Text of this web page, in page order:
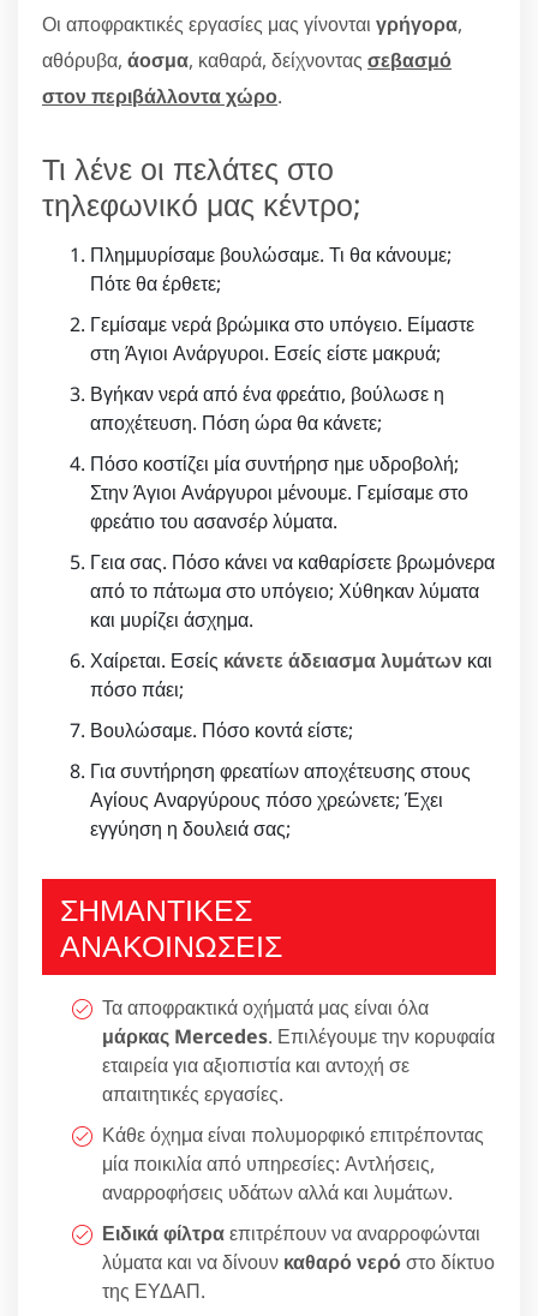
Οι αποφρακτικές εργασίες μας γίνονται γρήγορα,
αθόρυβα, άοσμα, καθαρά, δείχνοντας σεβασμό
στον περιβάλλοντα χώρο.
Τι λένε οι πελάτες στο
τηλεφωνικό μας κέντρο;
Πλημμυρίσαμε βουλώσαμε. Τι θα κάνουμε;
Πότε θα έρθετε;
Γεμίσαμε νερά βρώμικα στο υπόγειο. Είμαστε
στη Άγιοι Ανάργυροι. Εσείς είστε μακρυά;
Βγήκαν νερά από ένα φρεάτιο, βούλωσε η
αποχέτευση. Πόση ώρα θα κάνετε;
Πόσο κοστίζει μία συντήρησ ημε υδροβολή;
Στην Άγιοι Ανάργυροι μένουμε. Γεμίσαμε στο
φρεάτιο του ασανσέρ λύματα.
Γεια σας. Πόσο κάνει να καθαρίσετε βρωμόνερα
από το πάτωμα στο υπόγειο; Χύθηκαν λύματα
και μυρίζει άσχημα.
Χαίρεται. Εσείς κάνετε άδειασμα λυμάτων και
πόσο πάει;
Βουλώσαμε. Πόσο κοντά είστε;
Για συντήρηση φρεατίων αποχέτευσης στους
Αγίους Αναργύρους πόσο χρεώνετε; Έχει
εγγύηση η δουλειά σας;
ΣΗΜΑΝΤΙΚΕΣ
ΑΝΑΚΟΙΝΩΣΕΙΣ
Τα αποφρακτικά οχήματά μας είναι όλα
μάρκας Mercedes. Επιλέγουμε την κορυφαία
εταιρεία για αξιοπιστία και αντοχή σε
απαιτητικές εργασίες.
Κάθε όχημα είναι πολυμορφικό επιτρέποντας
μία ποικιλία από υπηρεσίες: Αντλήσεις,
αναρροφήσεις υδάτων αλλά και λυμάτων.
Ειδικά φίλτραεπιτρέπουν να αναρροφώνται
λύματα και να δίνουν καθαρό νερόστο δίκτυο
της ΕΥΔΑΠ.